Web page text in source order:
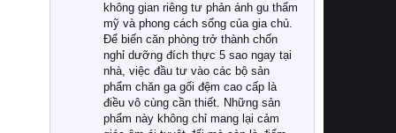
không gian riêng tư phản ánh gu thẩm
mỹ và phong cách sống của gia chủ.
Để biến căn phòng trở thành chốn
nghỉ dưỡng đích thực 5 sao ngay tại
nhà, việc đầu tư vào các bộ sản
phẩm chăn ga gối đệm cao cấp là
điều vô cùng cần thiết. Những sản
phẩm này không chỉ mang lại cảm